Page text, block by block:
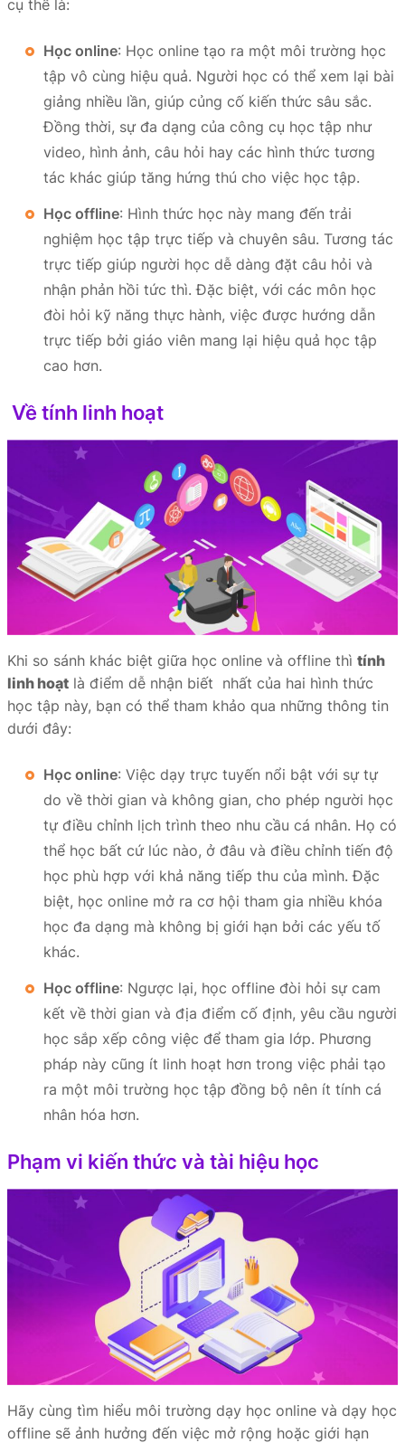
cụ thể là:
Học online: Học online tạo ra một môi trường học
tập vô cùng hiệu quả. Người học có thể xem lại bài
giảng nhiều lần, giúp củng cố kiến thức sâu sắc.
Đồng thời, sự đa dạng của công cụ học tập như
video, hình ảnh, câu hỏi hay các hình thức tương
tác khác giúp tăng hứng thú cho việc học tập.
Học offline: Hình thức học này mang đến trải
nghiệm học tập trực tiếp và chuyên sâu. Tương tác
trực tiếp giúp người học dễ dàng đặt câu hỏi và
nhận phản hồi tức thì. Đặc biệt, với các môn học
đòi hỏi kỹ năng thực hành, việc được hướng dẫn
trực tiếp bởi giáo viên mang lại hiệu quả học tập
cao hơn.
Về tính linh hoạt
Khi so sánh khác biệt giữa học online và offline thì tính
linh hoạt là điểm dễ nhận biết nhất của hai hình thức
học tập này, bạn có thể tham khảo qua những thông tin
dưới đây:
Học online: Việc dạy trực tuyến nổi bật với sự tự
do về thời gian và không gian, cho phép người học
tự điều chỉnh lịch trình theo nhu cầu cá nhân. Họ có
thể học bất cứ lúc nào, ở đâu và điều chỉnh tiến độ
học phù hợp với khả năng tiếp thu của mình. Đặc
biệt, học online mở ra cơ hội tham gia nhiều khóa
học đa dạng mà không bị giới hạn bởi các yếu tố
khác.
Học offline: Ngược lại, học offline đòi hỏi sự cam
kết về thời gian và địa điểm cố định, yêu cầu người
học sắp xếp công việc để tham gia lớp. Phương
pháp này cũng ít linh hoạt hơn trong việc phải tạo
ra một môi trường học tập đồng bộ nên ít tính cá
nhân hóa hơn.
Phạm vi kiến thức và tài hiệu học
Hãy cùng tìm hiểu môi trường dạy học online và dạy học
offline sẽ ảnh hưởng đến việc mở rộng hoặc giới hạn